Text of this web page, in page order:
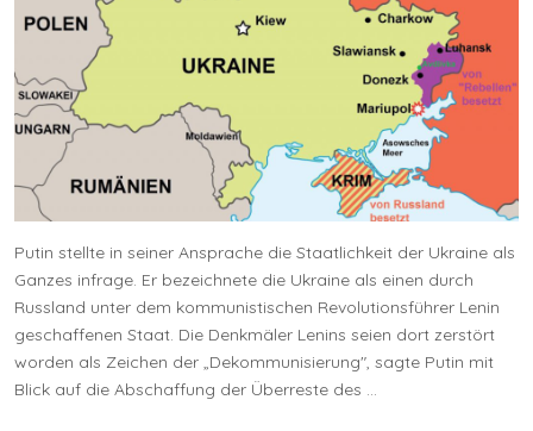
Putin stellte in seiner Ansprache die Staatlichkeit der Ukraine als
Ganzes infrage. Er bezeichnete die Ukraine als einen durch
Russland unter dem kommunistischen Revolutionsführer Lenin
geschaffenen Staat. Die Denkmäler Lenins seien dort zerstört
worden als Zeichen der „Dekommunisierung", sagte Putin mit
Blick auf die Abschaffung der Überreste des ...